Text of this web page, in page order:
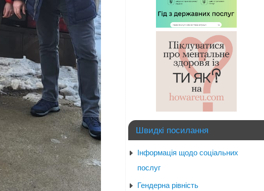
Швидкі посилання
Інформація щодо соціальних
послуг
Гендерна рівність